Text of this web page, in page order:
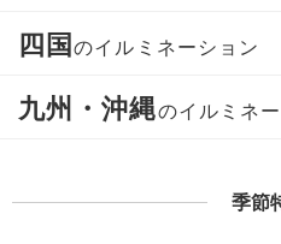
四国のイルミネーション
九州・沖縄のイルミネ
季節